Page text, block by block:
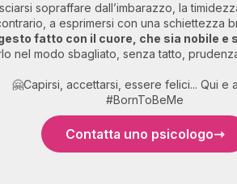
sopraffare dall’imbarazzo, la
a esprimersi con una schiettezza
fatto con il cuore, che sia nobile e
nel modo sbagliato, senza tatto,
🤗Capirsi, accettarsi, essere felici... Qui e
#BornToBeMe
Contatta uno psicologo